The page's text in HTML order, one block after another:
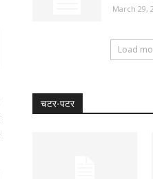
March 29,
Load
चटर-पटर